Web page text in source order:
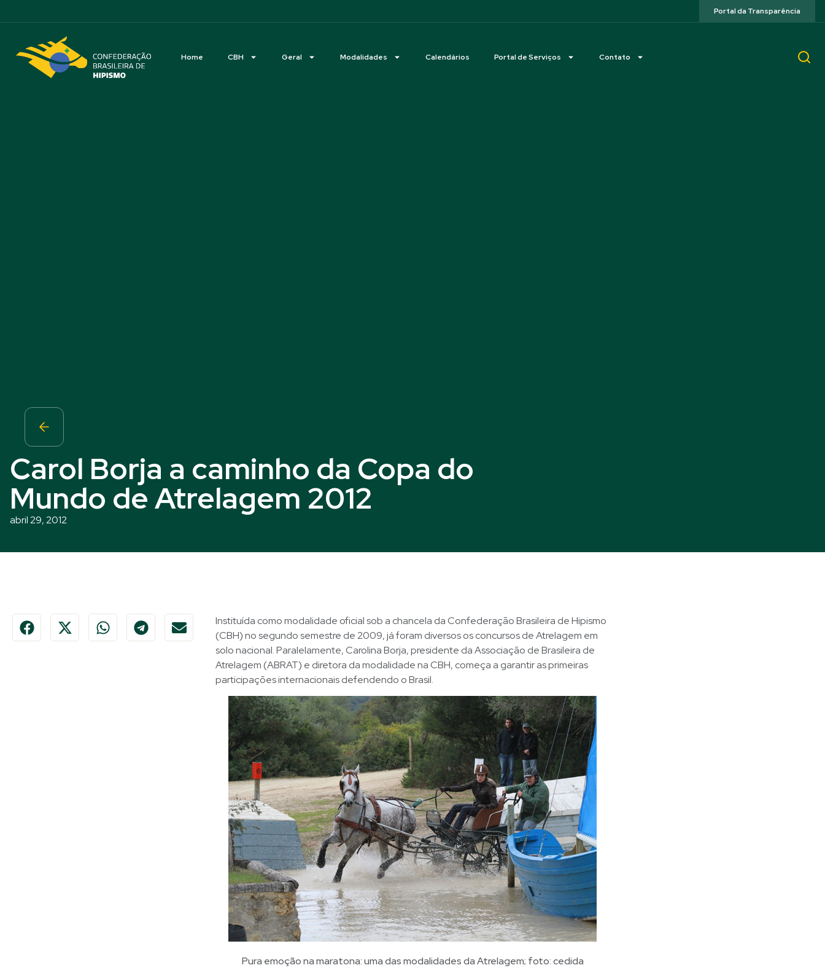
Portal da Transparência
Home CBH Geral Modalidades Calendários Portal de Serviços Contato
Carol Borja a caminho da Copa do
Mundo de Atrelagem 2012
abril 29, 2012
Instituída como modalidade oficial sob a chancela da Confederação Brasileira de Hipismo
(CBH) no segundo semestre de 2009, já foram diversos os concursos de Atrelagem em
solo nacional. Paralelamente, Carolina Borja, presidente da Associação de Brasileira de
Atrelagem (ABRAT) e diretora da modalidade na CBH, começa a garantir as primeiras
participações internacionais defendendo o Brasil.
Pura emoção na maratona: uma das modalidades da Atrelagem; foto: cedida